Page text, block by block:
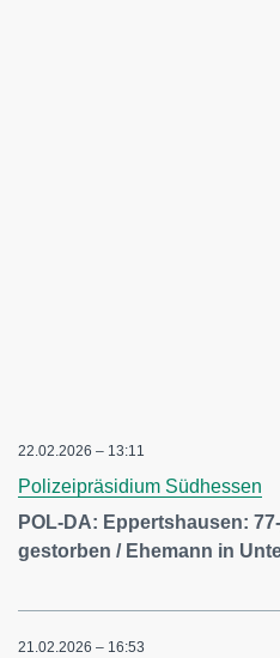
22.02.2026 – 13:11
Polizeipräsidium Südhessen
POL-DA: Eppertshausen:
gestorben / Ehemann in
21.02.2026 – 16:53